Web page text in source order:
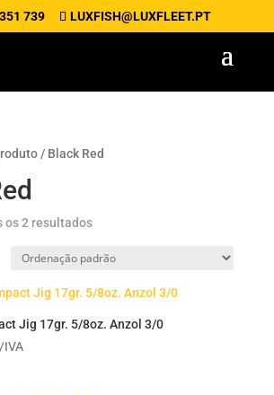
739 LUXFISH@LUXFLEET.PT
/ Black Red
os 2 resultados
Jig 17gr. 5/8oz. Anzol 3/0
IVA